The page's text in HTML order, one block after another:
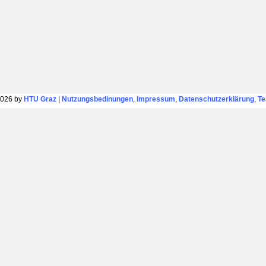
by HTU Graz| Nutzungsbedinungen, Impressum, Datenschutzerklärung,